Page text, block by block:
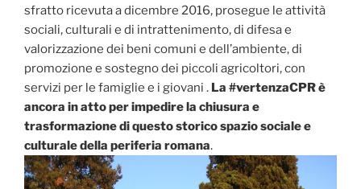
sfratto ricevuta a dicembre 2016, prosegue le attività
sociali, culturali e di intrattenimento, di difesa e
valorizzazione dei beni comuni e dell’ambiente, di
promozione e sostegno dei piccoli agricoltori, con
servizi per le famiglie e i giovani . La #vertenzaCPR è
ancora in atto per impedire la chiusura e
trasformazione di questo storico spazio sociale e
culturale della periferia romana.